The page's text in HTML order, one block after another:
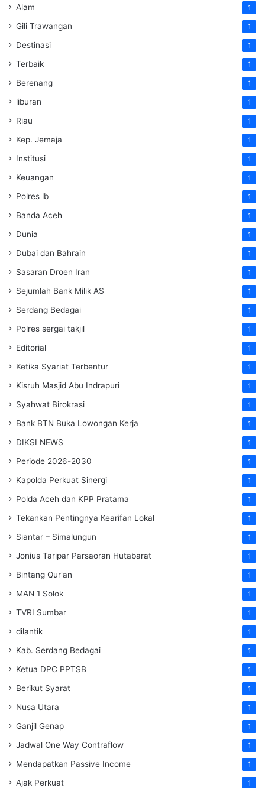
Alam 1
Gili Trawangan 1
Destinasi 1
Terbaik 1
Berenang 1
liburan 1
Riau 1
Kep. Jemaja 1
Institusi 1
Keuangan 1
Polres lb 1
Banda Aceh 1
Dunia 1
Dubai dan Bahrain 1
Sasaran Droen Iran 1
Sejumlah Bank Milik AS 1
Serdang Bedagai 1
Polres sergai takjil 1
Editorial 1
Ketika Syariat Terbentur 1
Kisruh Masjid Abu Indrapuri 1
Syahwat Birokrasi 1
Bank BTN Buka Lowongan Kerja 1
DIKSI NEWS 1
Periode 2026-2030 1
Kapolda Perkuat Sinergi 1
Polda Aceh dan KPP Pratama 1
Tekankan Pentingnya Kearifan Lokal 1
Siantar – Simalungun 1
Jonius Taripar Parsaoran Hutabarat 1
Bintang Qur'an 1
MAN 1 Solok 1
TVRI Sumbar 1
dilantik 1
Kab. Serdang Bedagai 1
Ketua DPC PPTSB 1
Berikut Syarat 1
Nusa Utara 1
Ganjil Genap 1
Jadwal One Way Contraflow 1
Mendapatkan Passive Income 1
Ajak Perkuat 1